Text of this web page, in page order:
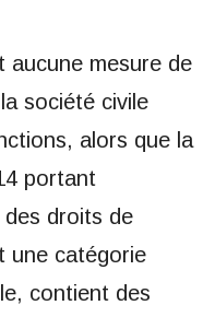
aucune mesure de
société civile
alors que la
portant
droits de
une catégorie
contient des